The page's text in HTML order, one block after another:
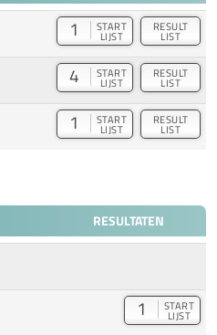
1 START
LIJST
RESULT
LIST
4 START
LIJST
RESULT
LIST
1 START
LIJST
RESULT
LIST
RESULTATEN
1 START
LIJST